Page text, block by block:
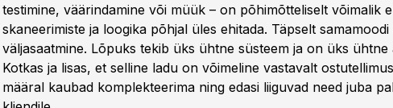
testimine, väärindamine või müük – on põhimõtteliselt võimalik
skaneerimiste ja loogika põhjal üles ehitada. Täpselt
väljasaatmine. Lõpuks tekib üks ühtne süsteem ja on üks ühtne
Kotkas ja lisas, et selline ladu on võimeline vastavalt
määral kaubad komplekteerima ning edasi liiguvad need juba